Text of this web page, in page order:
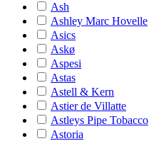
Ash
Ashley Marc Hovelle
Asics
Askø
Aspesi
Astas
Astell & Kern
Astier de Villatte
Astleys Pipe Tobacco
Astoria